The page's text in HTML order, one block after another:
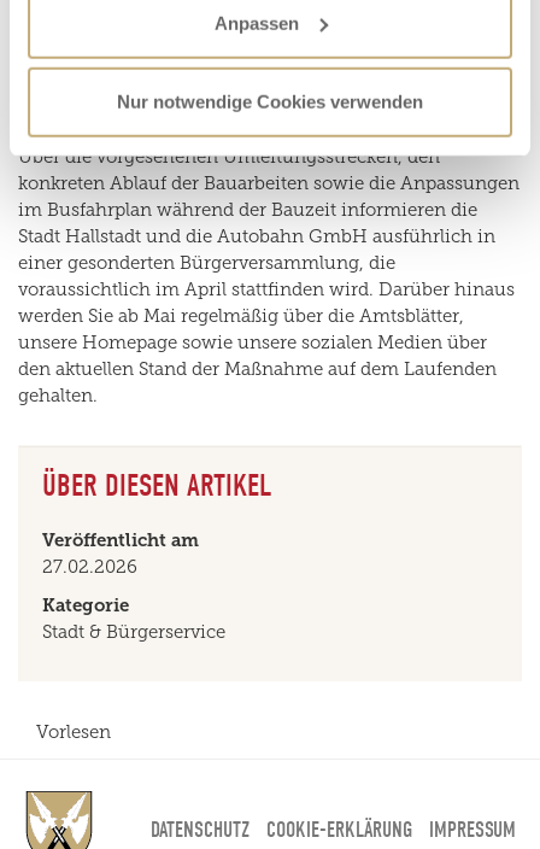
Anpassen
Nur notwendige Cookies verwenden
Juni beginnen und bis Anfang November andauern. Mit
dem Start der Arbeiten gehen umfangreiche verkehrliche
Einschränkungen einher, die eine sorgfältige Planung
und Abstimmung erforderlich machen.
Über die vorgesehenen Umleitungsstrecken, den
konkreten Ablauf der Bauarbeiten sowie die Anpassungen
im Busfahrplan während der Bauzeit informieren die
Stadt Hallstadt und die Autobahn GmbH ausführlich in
einer gesonderten Bürgerversammlung, die
voraussichtlich im April stattfinden wird. Darüber hinaus
werden Sie ab Mai regelmäßig über die Amtsblätter,
unsere Homepage sowie unsere sozialen Medien über
den aktuellen Stand der Maßnahme auf dem Laufenden
gehalten.
ÜBER DIESEN ARTIKEL
Veröffentlicht am
27.02.2026
Kategorie
Stadt & Bürgerservice
Vorlesen
DATENSCHUTZ COOKIE-ERKLÄRUNG IMPRESSUM